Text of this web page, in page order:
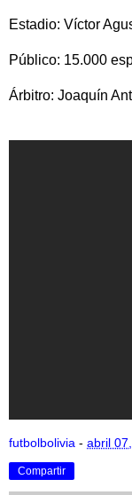
Estadio: Víctor
Público: 15.000
Árbitro: Joaquín
futbolbolivia - abril
Compartir